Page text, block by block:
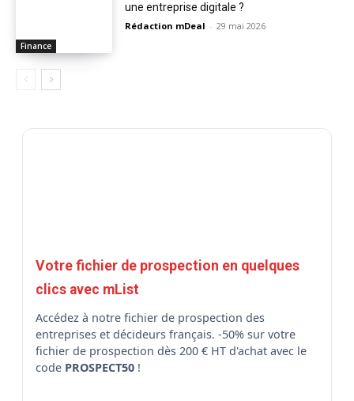
Finance
une entreprise digitale ?
Rédaction mDeal - 29 mai 2026
Votre fichier de prospection en quelques
clics avec mList
Accédez à notre fichier de prospection des
entreprises et décideurs français. -50% sur votre
fichier de prospection dès 200 € HT d'achat avec le
code PROSPECT50 !